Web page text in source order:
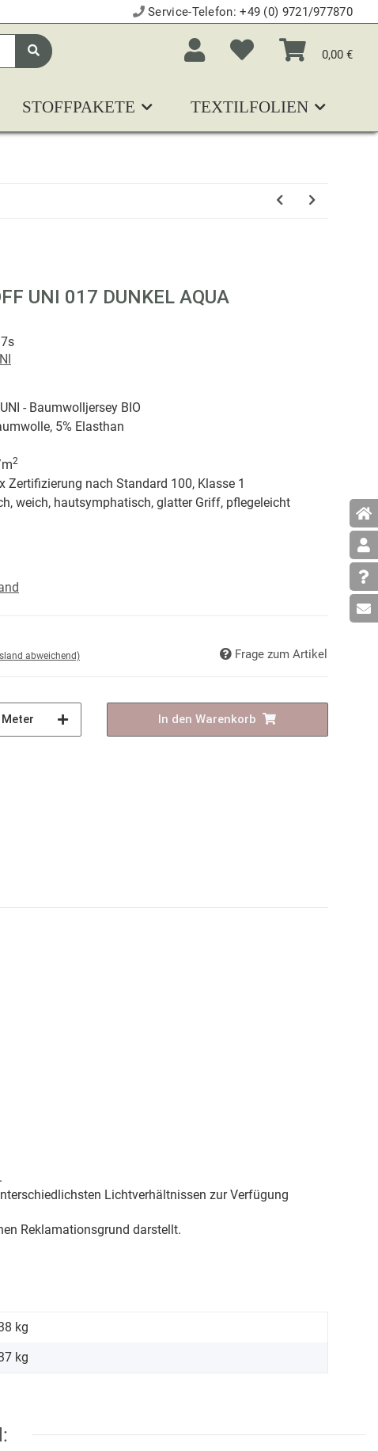
Service-Telefon:+49 (0) 9721/977870
0,00 €
STOFFPAKETE TEXTILFOLIEN
UNI 017 DUNKEL AQUA
- Baumwolljersey BIO
5% Elasthan
m2
Zertifizierung nach Standard 100, Klasse 1
weich, hautsymphatisch, glatter Griff, pflegeleicht
abweichend) Frage zum Artikel
Meter In den Warenkorb
Lichtverhältnissen zur Verfügung
Reklamationsgrund darstellt.
kg
kg